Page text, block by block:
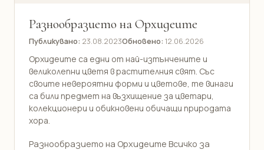
Разнообразието на Орхидеите
Публикувано: 23.08.2023Обновено: 12.06.2026
Орхидеите са едни от най-изтънчените и
великолепни цветя в растителния свят. Със
своите невероятни форми и цветове, те винаги
са били предмет на възхищение за цветари,
колекционери и обикновени обичащи природата
хора.
Разнообразието на Орхидеите Всичко за